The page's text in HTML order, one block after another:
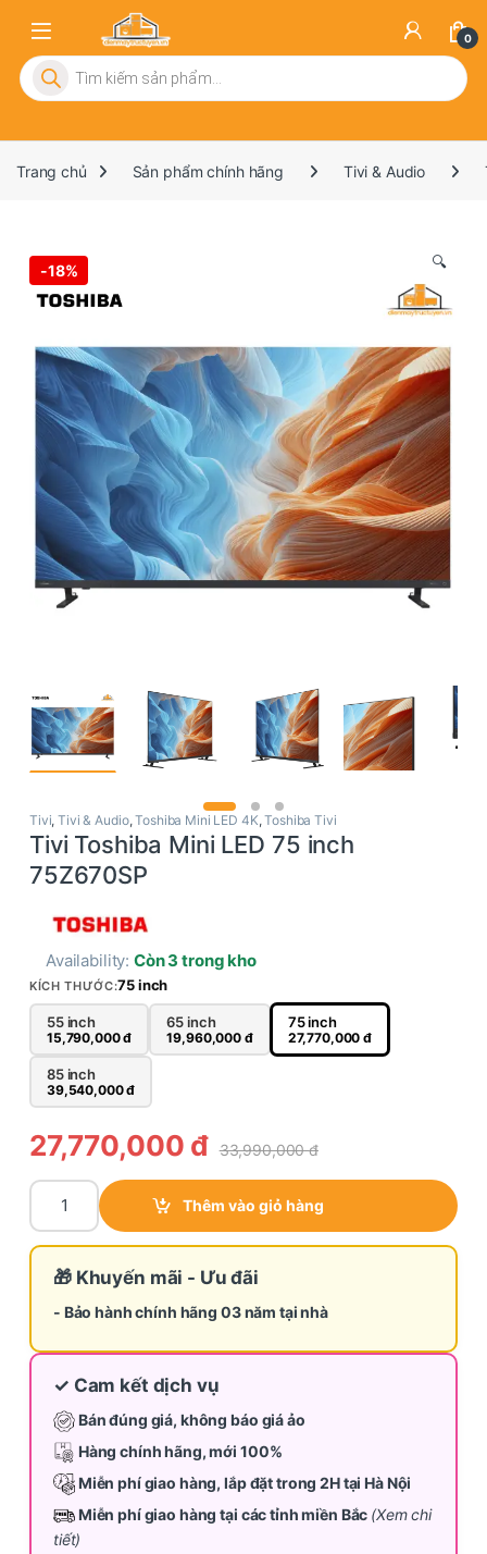
0
Tìm kiếm sản phẩm
Trang chủ Sản phẩm chính hãng Tivi & Audio
-18% 🔍
Tivi,Tivi & Audio,Toshiba Mini LED 4K,Toshiba Tivi
Tivi Toshiba Mini LED 75 inch
75Z670SP
Availability:Còn 3 trong kho
KÍCH THƯỚC:75 inch
55 inch
15,790,000đ
65 inch
19,960,000 đ
75 inch
27,770,000đ
85 inch
39,540,000đ
27,770,000 đ 33,990,000đ
Tivi Toshiba Mini LED 75 inch 75Z670SP quantity
Thêm vào giỏ hàng
🎁 Khuyến mãi - Ưu đãi
- Bảo hành chính hãng 03 năm tại nhà
✓ Cam kết dịch vụ
Bán đúng giá, không báo giá ảo
Hàng chính hãng, mới 100%
Miễn phí giao hàng, lắp đặt trong 2H tại Hà Nội
Miễn phí giao hàng tại các tỉnh miền Bắc (Xem chi
tiết)